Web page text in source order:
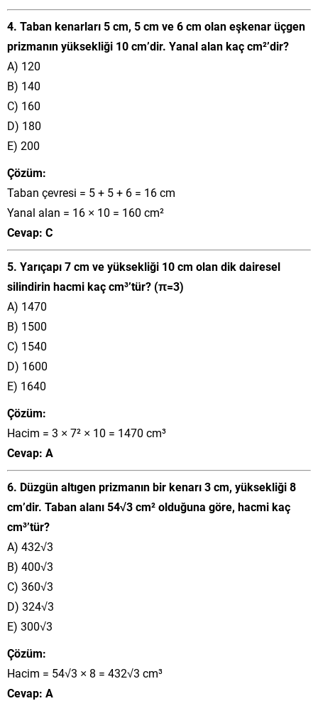
4. Taban kenarları 5 cm, 5 cm ve 6 cm olan eşkenar üçgen
prizmanın yüksekliği 10 cm’dir. Yanal alan kaç cm²’dir?
A) 120
B) 140
C) 160
D) 180
E) 200
Çözüm:
Taban çevresi = 5 + 5 + 6 = 16 cm
Yanal alan = 16 × 10 = 160 cm²
Cevap: C
5. Yarıçapı 7 cm ve yüksekliği 10 cm olan dik dairesel
silindirin hacmi kaç cm³’tür? (π=3)
A) 1470
B) 1500
C) 1540
D) 1600
E) 1640
Çözüm:
Hacim = 3 × 7² × 10 = 1470 cm³
Cevap: A
6. Düzgün altıgen prizmanın bir kenarı 3 cm, yüksekliği 8
cm’dir. Taban alanı 54√3 cm² olduğuna göre, hacmi kaç
cm³’tür?
A) 432√3
B) 400√3
C) 360√3
D) 324√3
E) 300√3
Çözüm:
Hacim = 54√3 × 8 = 432√3 cm³
Cevap: A